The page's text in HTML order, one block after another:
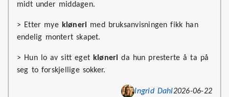
midt under middagen.
> Etter mye kløneri med bruksanvisningen fikk han
endelig montert skapet.
> Hun lo av sitt eget kløneri da hun presterte å ta på
seg to forskjellige sokker.
Ingrid Dahl2026-06-22